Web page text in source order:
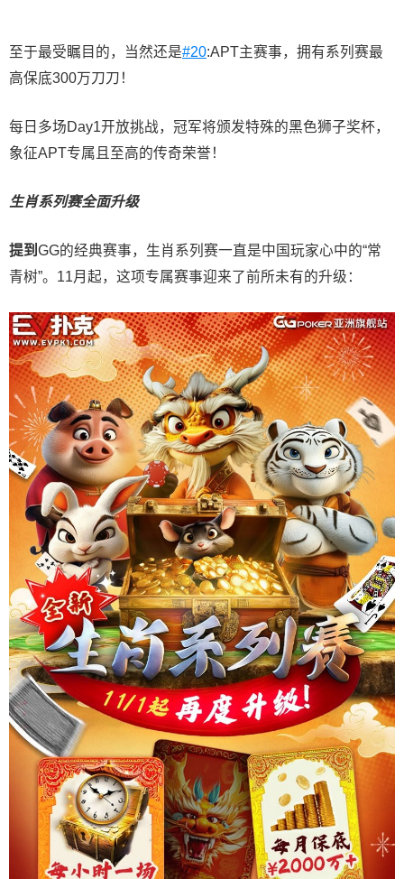
至于最受瞩目的，当然还是#20:APT主赛事，拥有系列赛最
高保底300万刀刀！
每日多场Day1开放挑战，冠军将颁发特殊的黑色狮子奖杯，
象征APT专属且至高的传奇荣誉！
生肖系列赛全面升级
提到 GG的经典赛事，生肖系列赛一直是中国玩家心中的“常
青树”。11月起，这项专属赛事迎来了前所未有的升级：